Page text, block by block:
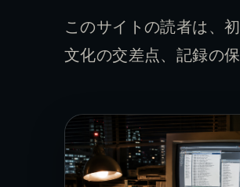
このサイトの読者は、
文化の交差点、記録の